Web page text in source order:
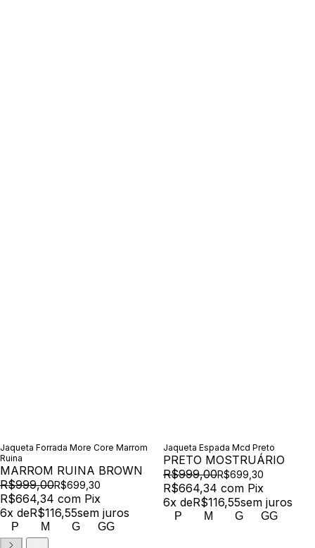
Jaqueta Forrada More Core Marrom
Ruina
MARROM RUINA BROWN
R$999,00R$699,30
R$664,34 com Pix
6x deR$116,55sem juros
P M G GG
Jaqueta Espada Mcd Preto
PRETO MOSTRUÁRIO
R$999,00R$699,30
R$664,34 com Pix
6x deR$116,55sem juros
P M G GG